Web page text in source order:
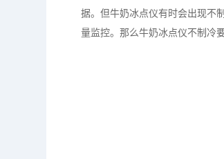
据。但牛奶冰点仪有时会出现不
量监控。那么牛奶冰点仪不制冷